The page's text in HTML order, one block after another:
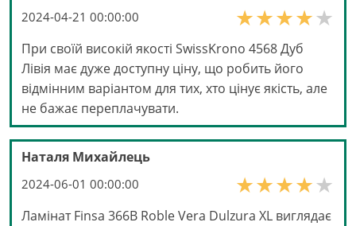
2024-04-21 00:00:00
При своїй високій якості SwissKrono 4568 Дуб
Лівія має дуже доступну ціну, що робить його
відмінним варіантом для тих, хто цінує якість, але
не бажає переплачувати.
Наталя Михайлець
2024-06-01 00:00:00
Ламінат Finsa 366B Roble Vera Dulzura XL виглядає